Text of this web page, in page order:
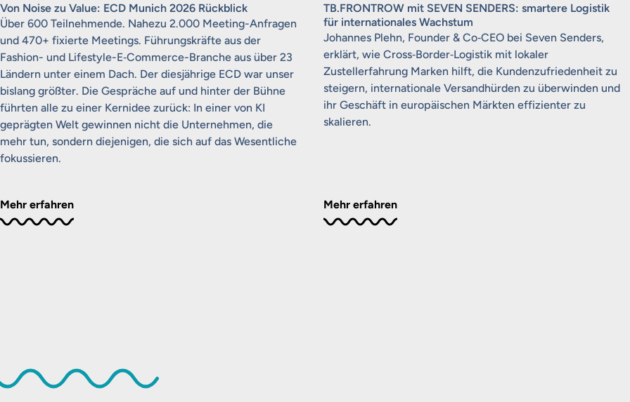
Von Noise zu Value: ECD Munich 2026 Rückblick
Über 600 Teilnehmende. Nahezu 2.000 Meeting-Anfragen
und 470+ fixierte Meetings. Führungskräfte aus der
Fashion- und Lifestyle-E‑Commerce-Branche aus über 23
Ländern unter einem Dach. Der diesjährige ECD war unser
bislang größter. Die Gespräche auf und hinter der Bühne
führten alle zu einer Kernidee zurück: In einer von KI
geprägten Welt gewinnen nicht die Unternehmen, die
mehr tun, sondern diejenigen, die sich auf das Wesentliche
fokussieren.
Mehr erfahren
TB.FRONTROW mit SEVEN SENDERS: smartere Logistik
für internationales Wachstum
Johannes Plehn, Founder & Co‑CEO bei Seven Senders,
erklärt, wie Cross‑Border‑Logistik mit lokaler
Zustellerfahrung Marken hilft, die Kundenzufriedenheit zu
steigern, internationale Versandhürden zu überwinden und
ihr Geschäft in europäischen Märkten effizienter zu
skalieren.
Mehr erfahren